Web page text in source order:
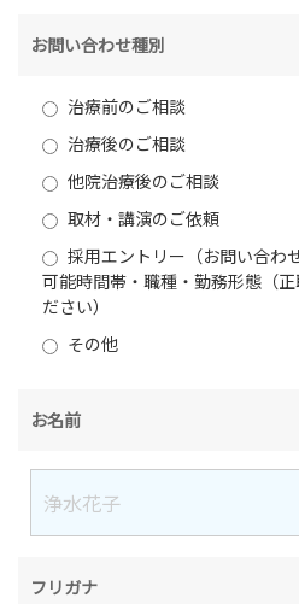
お問い合わせ種別
治療前のご相談
治療後のご相談
他院治療後のご相談
取材・講演のご依頼
採用エントリー（お問い合わ
可能時間帯・職種・勤務形態（
ださい）
その他
お名前
フリガナ